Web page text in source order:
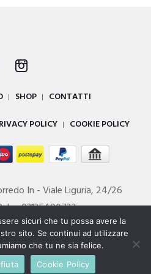
SHOP
CONTATTI
POLICY COOKIE POLICY
In - Viale Liguria, 24/26
03135490732
byDIGITALL
sicuri che tu possa avere la
sito. Se continui ad utilizzare
che tu ne sia felice.
Cookie Policy